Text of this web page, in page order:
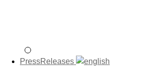
PressReleases